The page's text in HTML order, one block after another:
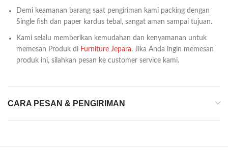
Demi keamanan barang saat pengiriman kami packing dengan
Single fish dan paper kardus tebal, sangat aman sampai tujuan.
Kami selalu memberikan kemudahan dan kenyamanan untuk
memesan Produk di Furniture Jepara. Jika Anda ingin memesan
produk ini, silahkan pesan ke customer service kami.
CARA PESAN & PENGIRIMAN